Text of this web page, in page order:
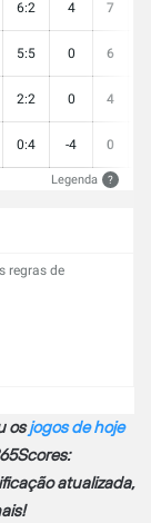
6:2 4 7
5:5 0 6
2:2 0 4
0:4 -4 0
Legenda ?
regras de
osjogos de hoje
atualizada,